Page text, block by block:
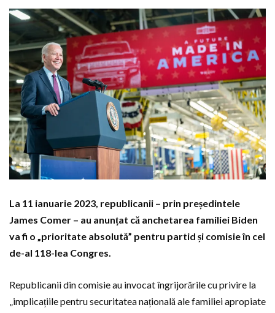
La 11 ianuarie 2023, republicanii – prin președintele
James Comer – au anunțat că anchetarea familiei Biden
va fi o „prioritate absolută” pentru partid și comisie în cel
de-al 118-lea Congres.
Republicanii din comisie au invocat îngrijorările cu privire la
„implicațiile pentru securitatea națională ale familiei apropiate